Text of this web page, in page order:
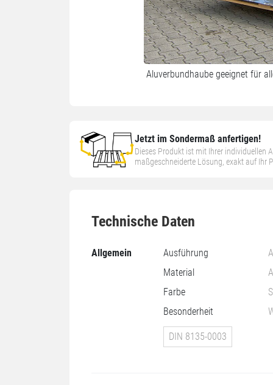
Aluverbundhaube geeignet für
Jetzt im Sondermaß anfertigen!
Dieses Produkt ist mit Ihrer individuellen
maßgeschneiderte Lösung, exakt auf Ihr
Technische Daten
Allgemein Ausführung
Material
Farbe
Besonderheit
DIN 8135-0003